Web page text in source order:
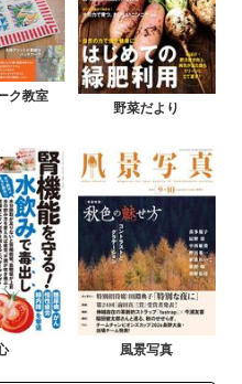
ク教室
野菜だより
風景写真